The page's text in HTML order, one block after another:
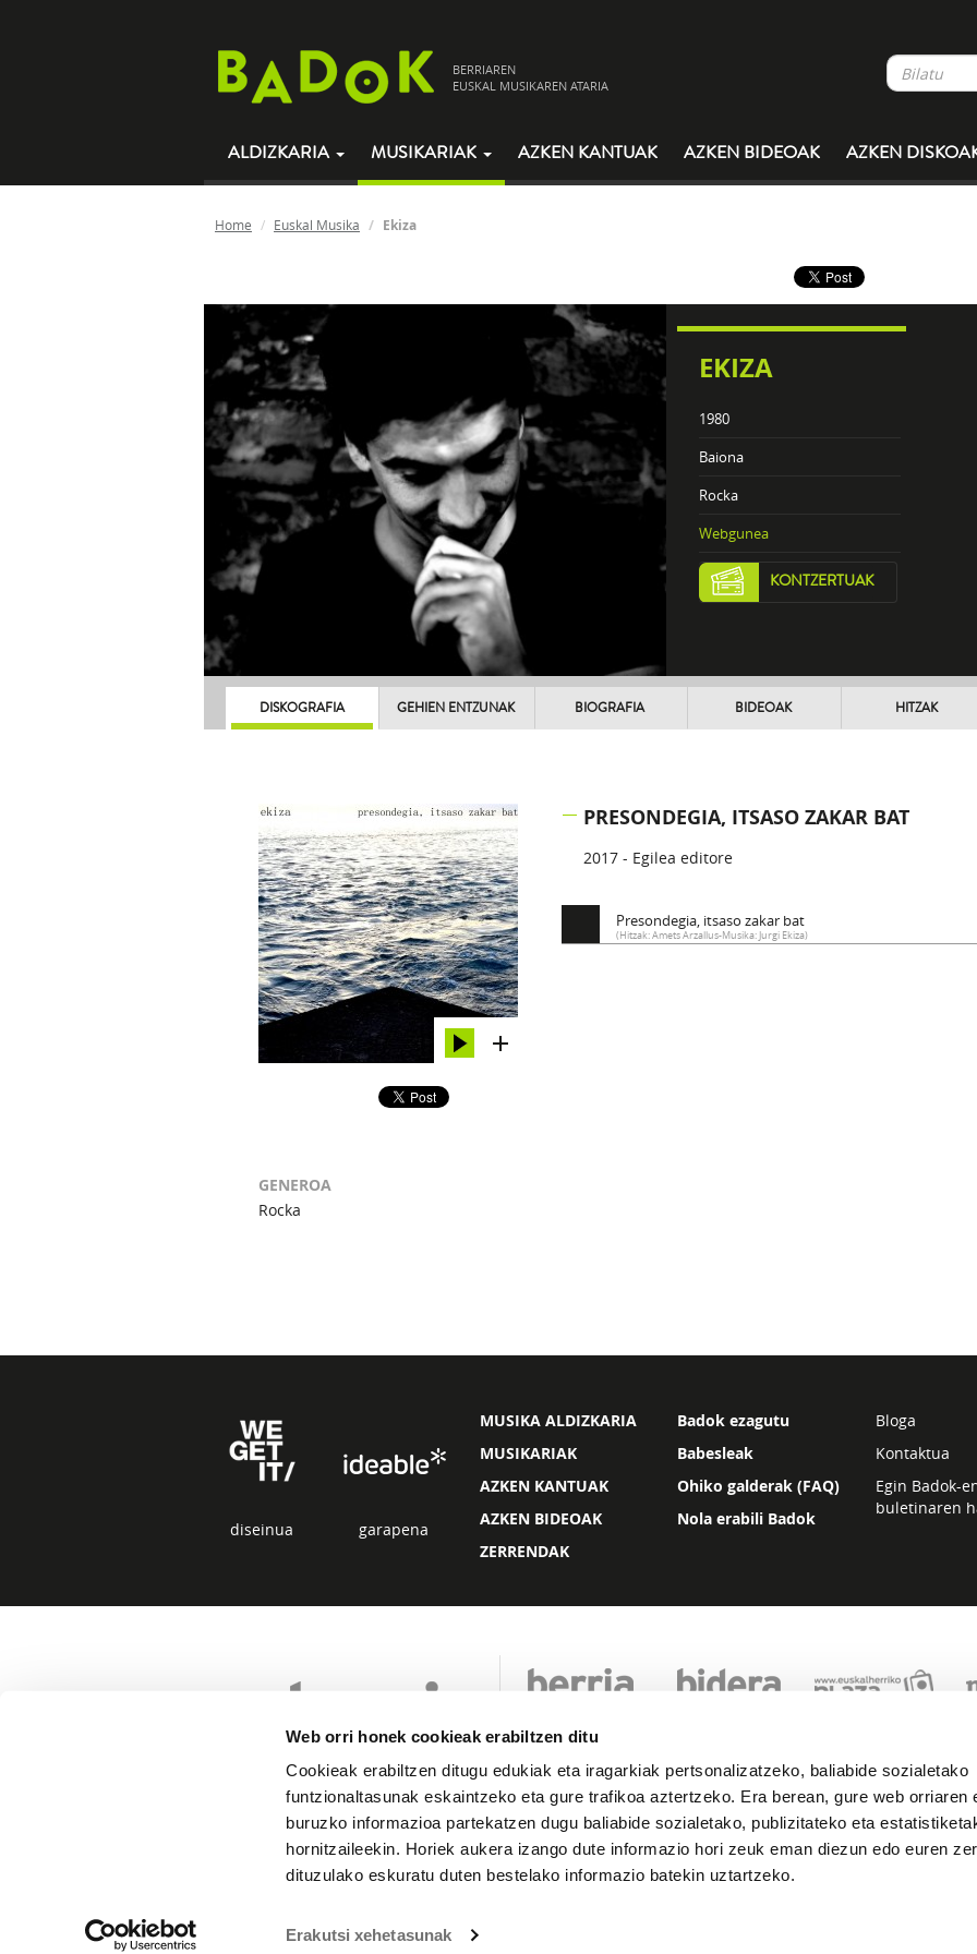
Web orri honek cookieak erabiltzen ditu
Cookieak erabiltzen ditugu edukiak eta iragarkiak pertsonalizatzeko, baliabide sozialetako
funtzionaltasunak eskaintzeko eta gure trafikoa aztertzeko. Era berean, gure web orriaren
buruzko informazioa partekatzen dugu baliabide sozialetako, publizitateko eta
hornitzaileekin. Horiek aukera izango dute informazio hori zeuk eman diezun edo euren
dituzulako eskuratu duten bestelako informazio batekin uztartzeko.
Erakutsi xehetasunak
BERRIAREN
EUSKAL MUSIKAREN ATARIA
ALDIZKARIA MUSIKARIAK AZKEN KANTUAK AZKEN BIDEOAK AZKEN
Home Euskal Musika Ekiza
EKIZA
1980
Baiona
Rocka
Webgunea
KONTZERTUAK
DISKOGRAFIA GEHIEN ENTZUNAK BIOGRAFIA BIDEOAK HITZAK
GENEROA
Rocka
PRESONDEGIA, ITSASO ZAKAR BAT
2017 - Egilea editore
Presondegia, itsaso zakar bat
(Hitzak: Amets Arzallus-Musika: Jurgi Ekiza)
diseinua garapena
MUSIKA ALDIZKARIA
MUSIKARIAK
AZKEN KANTUAK
AZKEN BIDEOAK
ZERRENDAK
Badok ezagutu
Babesleak
Ohiko galderak (FAQ)
Nola erabili Badok
Bloga
Kontaktua
Egin Badok-
buletinaren
Lege oharra Pribatutasuna Cookie politika